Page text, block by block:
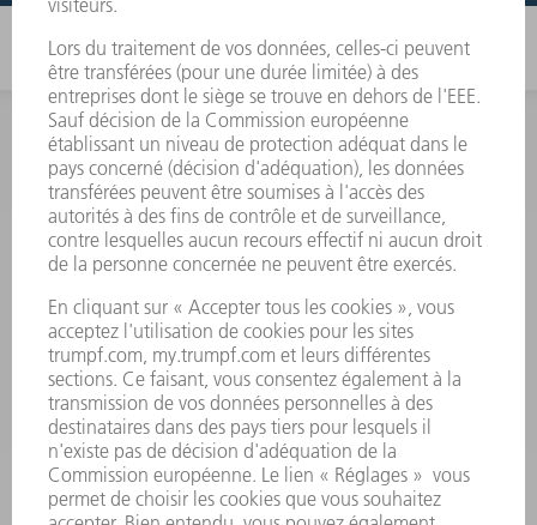
INFORMATION
Foire aux questions
Termes et conditions
CONTACT
01 48 17 37 73
Lun - Jeu 08:00h - 16:30h
Ven 08:00h - 12:30h
outillages@fr.TRUMPF.com
CONTACT
Pièces Détachées
01 48 17 37 57
Lun – Ven 8:30h - 17:30h
pieces.detachees@trumpf.com